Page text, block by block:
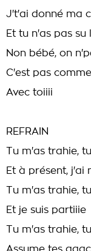
J't'ai donné ma
Et tu n'as pas
Non bébé, on
C'est pas
Avec toiiii
REFRAIN
Tu m'as trahie,
Et à présent, j'ai
Tu m'as trahie,
Et je suis partiiie
Tu m'as trahie,